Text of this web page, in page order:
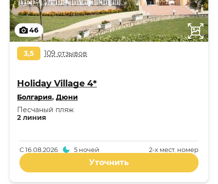
46
3,5 109 отзывов
Holiday Village 4*
Болгария, Дюни
2 линия
Песчаный пляж
2-x мест. номер
С16.08.2026 5 ночей
Уточнить